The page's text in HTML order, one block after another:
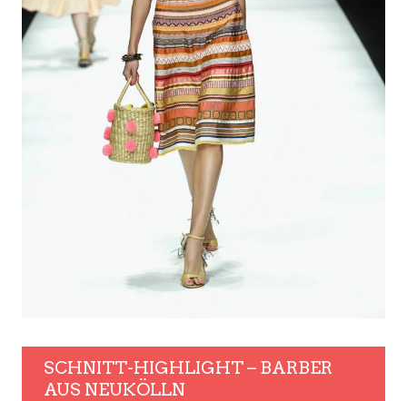
SCHNITT-HIGHLIGHT – BARBER
AUS NEUKÖLLN